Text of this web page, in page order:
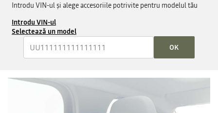
Introdu VIN-ul și alege accesoriile potrivite pentru modelul tău
Introdu VIN-ul
Selectează un model
OK